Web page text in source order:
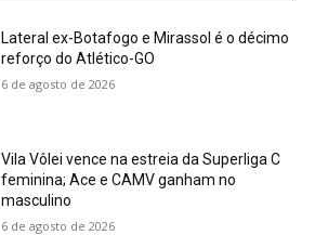
Lateral ex-Botafogo e Mirassol é o décimo
reforço do Atlético-GO
6 de agosto de 2026
Vila Vôlei vence na estreia da Superliga C
feminina; Ace e CAMV ganham no
masculino
6 de agosto de 2026